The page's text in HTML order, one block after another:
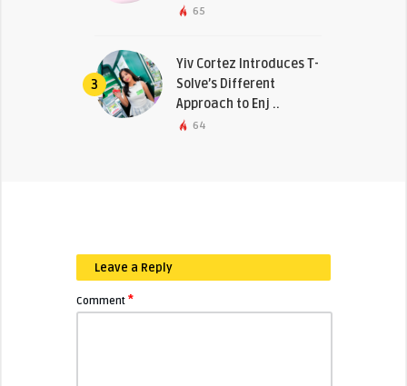
65
3
Yiv Cortez Introduces T-
Solve’s Different
Approach to Enj ..
64
Leave a Reply
Comment *